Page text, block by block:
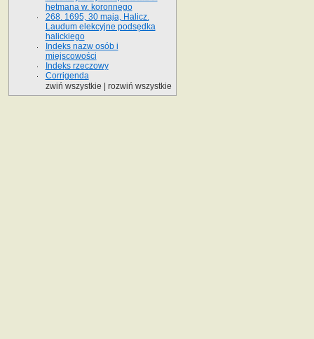
hetmana w. koronnego
268. 1695, 30 maja, Halicz.
Laudum elekcyjne podsędka
halickiego
Indeks nazw osób i
miejscowości
Indeks rzeczowy
Corrigenda
zwiń wszystkie
rozwiń wszystkie